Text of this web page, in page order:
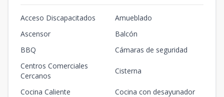
Acceso Discapacitados
Amueblado
Ascensor
Balcón
BBQ
Cámaras de seguridad
Centros Comerciales
Cercanos
Cisterna
Cocina Caliente
Cocina con desayunador